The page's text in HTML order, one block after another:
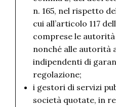
n. 165, nel rispetto
cui all’articolo 117
comprese le
nonché alle autorità
indipendenti di
regolazione;
i gestori di servizi
società quotate, in